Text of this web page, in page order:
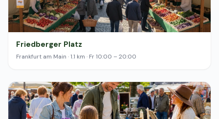
Friedberger Platz
Frankfurt am Main · 1.1 km · Fr 10:00 – 20:00